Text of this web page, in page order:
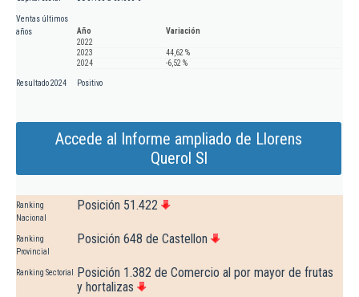
Ventas últimos
años
Año
Variación
2022
2023
44,62 %
2024
-6,52 %
Resultado 2024 Positivo
Accede al Informe ampliado de Llorens
Querol Sl
Ranking
Nacional
Posición 51.422
Ranking
Provincial
Posición 648 de Castellon
Ranking Sectorial
Posición 1.382 de Comercio al por mayor de frutas
y hortalizas